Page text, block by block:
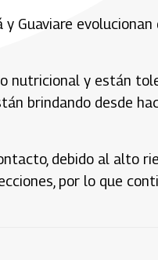
Guaviare
nutricional y están
brindando desde
debido al alto
por lo que